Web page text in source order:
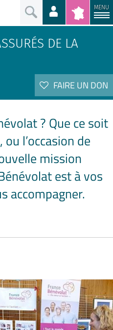
MENU
DE LA
FAIRE UN DON
? Que ce soit
l’occasion de
mission
est à vos
accompagner.